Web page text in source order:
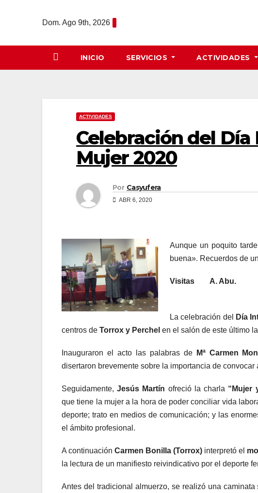
Dom. Ago 9th, 2026
INICIO SERVICIOS ACTIVIDADES
ACTIVIDADES
Celebración del
Mujer 2020
Por Casyufera
ABR 6, 2020
Aunque un poquito
buena». Recuerdos de
Visitas A. Abu.
La celebración del Día
centros de Torrox y Perchel en el salón de este último
Inauguraron el acto las palabras de Mª Carmen
disertaron brevemente sobre la importancia de
Seguidamente,Jesús Martín ofreció la charla “Mujer
que tiene la mujer a la hora de poder conciliar vida
deporte; trato en medios de comunicación; y las
el ámbito profesional.
A continuaciónCarmen Bonilla (Torrox) interpretó el
la lectura de un manifiesto reivindicativo por el deporte
Antes del tradicional almuerzo, se realizó una caminata